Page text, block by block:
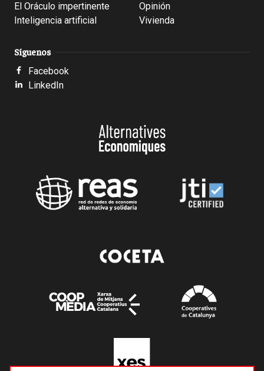
El Oráculo impertinente
Inteligencia artificial
Opinión
Vivienda
Síguenos
Facebook
LinkedIn